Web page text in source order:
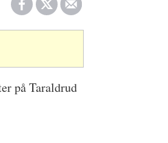
på Taraldrud